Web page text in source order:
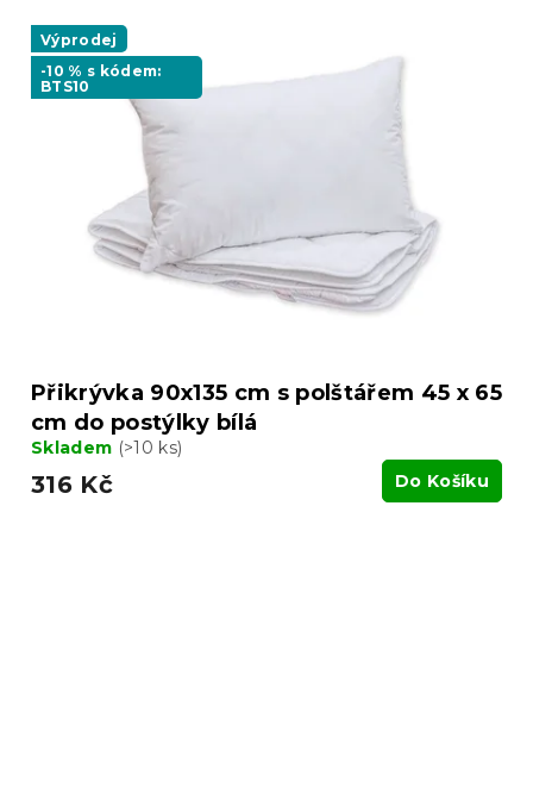
Výprodej
-10 % s kódem:
BTS10
Přikrývka 90x135 cm s polštářem 45 x 65
cm do postýlky bílá
Skladem (>10 ks)
316 Kč Do Košíku